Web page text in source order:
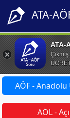
ATA-
ATA-
AÖF -
AÖL -